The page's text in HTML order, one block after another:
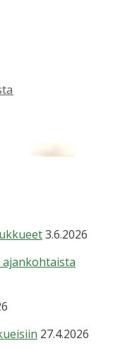
3.6.2026
27.4.2026